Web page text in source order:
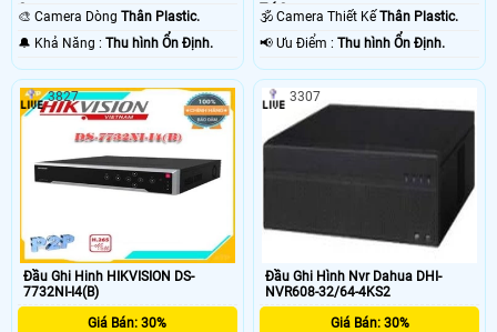
Camera .
🎨 Camera Dòng Thân Plastic.
️🔔 Khả Năng : Thu hình Ổn Định.
Trí Camera .
🕉️ Camera Thiết KếThân Plastic.
️📢 Ưu Điểm :Thu hình Ổn Định.
Đầu Ghi Hinh HIKVISION DS-
7732NI-I4(B)
Giá Bán: 30%
3827
Đầu Ghi Hình Nvr Dahua DHI-
NVR608-32/64-4KS2
Giá Bán: 30%
3307